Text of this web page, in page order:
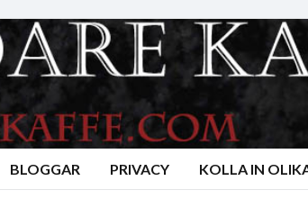
BLOGGAR PRIVACY KOLLA IN